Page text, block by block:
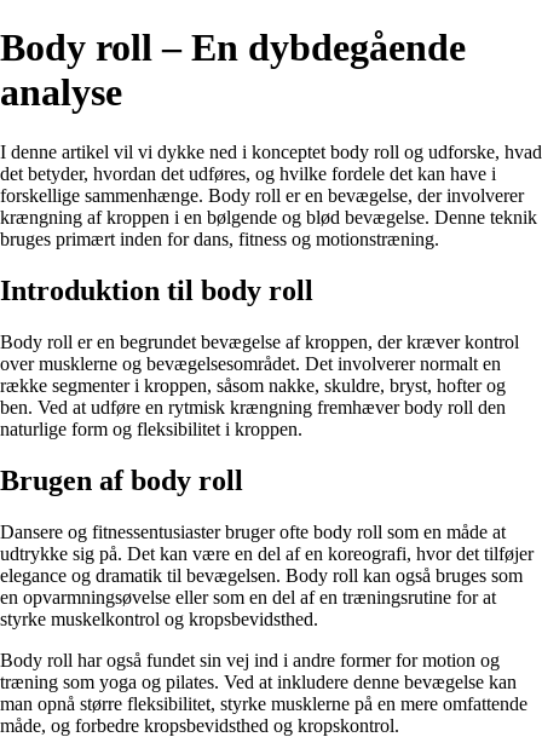
Body roll – En dybdegående
analyse
I denne artikel vil vi dykke ned i konceptet body roll og udforske, hvad
det betyder, hvordan det udføres, og hvilke fordele det kan have i
forskellige sammenhænge. Body roll er en bevægelse, der involverer
krængning af kroppen i en bølgende og blød bevægelse. Denne teknik
bruges primært inden for dans, fitness og motionstræning.
Introduktion til body roll
Body roll er en begrundet bevægelse af kroppen, der kræver kontrol
over musklerne og bevægelsesområdet. Det involverer normalt en
række segmenter i kroppen, såsom nakke, skuldre, bryst, hofter og
ben. Ved at udføre en rytmisk krængning fremhæver body roll den
naturlige form og fleksibilitet i kroppen.
Brugen af body roll
Dansere og fitnessentusiaster bruger ofte body roll som en måde at
udtrykke sig på. Det kan være en del af en koreografi, hvor det tilføjer
elegance og dramatik til bevægelsen. Body roll kan også bruges som
en opvarmningsøvelse eller som en del af en træningsrutine for at
styrke muskelkontrol og kropsbevidsthed.
Body roll har også fundet sin vej ind i andre former for motion og
træning som yoga og pilates. Ved at inkludere denne bevægelse kan
man opnå større fleksibilitet, styrke musklerne på en mere omfattende
måde, og forbedre kropsbevidsthed og kropskontrol.